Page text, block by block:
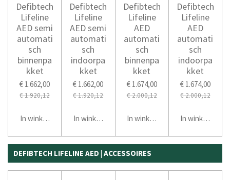
Defibtech
Lifeline
AED semi
automati
sch
binnenpa
kket
€ 1.662,00
€ 1.920,12
In winkelwagen
Defibtech
Lifeline
AED semi
automati
sch
indoorpa
kket
€ 1.662,00
€ 1.920,12
In winkelwagen
Defibtech
Lifeline
AED
automati
sch
binnenpa
kket
€ 1.674,00
€ 2.000,12
In winkelwagen
Defibtech
Lifeline
AED
automati
sch
indoorpa
kket
€ 1.674,00
€ 2.000,12
In winkelwagen
DEFIBTECH LIFELINE AED | ACCESSOIRES